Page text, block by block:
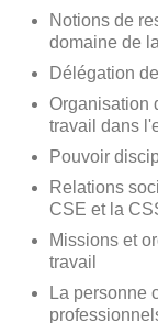
Notions de
domaine de
Délégation
Organisation
travail dans
Pouvoir
Relations
CSE et la
Missions et
travail
La personne